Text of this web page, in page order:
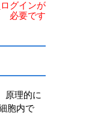
グインが
必要です
原理的に
胞内で